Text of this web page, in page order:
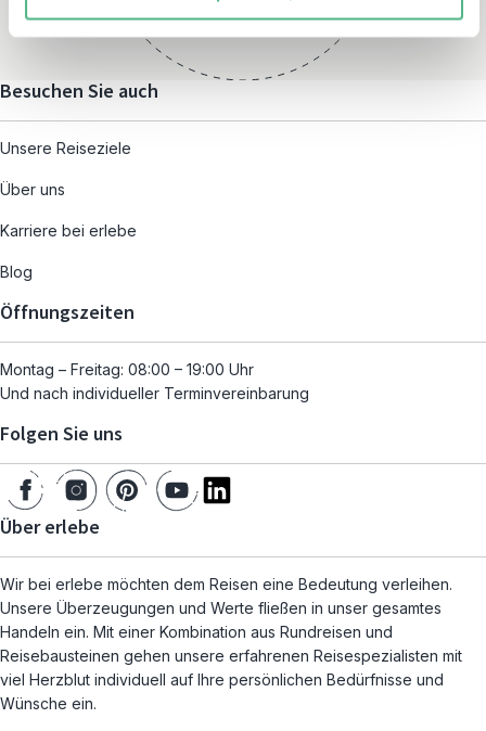
Besuchen Sie auch
Unsere Reiseziele
Über uns
Karriere bei erlebe
Blog
Öffnungszeiten
Montag – Freitag: 08:00 – 19:00 Uhr
Und nach individueller Terminvereinbarung
Folgen Sie uns
Über erlebe
Wir bei erlebe möchten dem Reisen eine Bedeutung verleihen.
Unsere Überzeugungen und Werte fließen in unser gesamtes
Handeln ein. Mit einer Kombination aus Rundreisen und
Reisebausteinen gehen unsere erfahrenen Reisespezialisten mit
viel Herzblut individuell auf Ihre persönlichen Bedürfnisse und
Wünsche ein.